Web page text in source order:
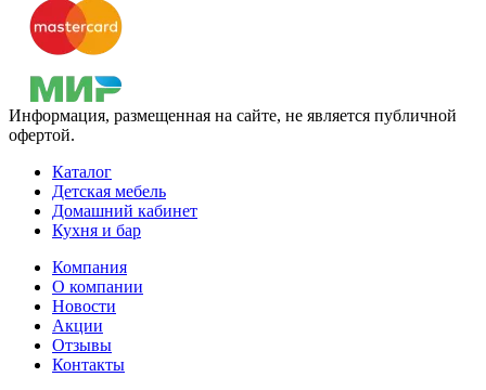
Информация, размещенная на сайте, не является публичной
офертой.
Каталог
Детская мебель
Домашний кабинет
Кухня и бар
Компания
О компании
Новости
Акции
Отзывы
Контакты